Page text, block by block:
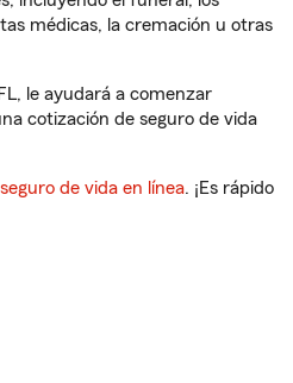
médicas, la cremación u otras
le ayudará a comenzar
cotización de seguro de vida
de vida en línea. ¡Es rápido